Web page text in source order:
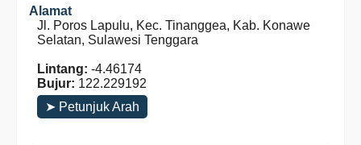
Alamat
Jl. Poros Lapulu, Kec. Tinanggea, Kab. Konawe
Selatan, Sulawesi Tenggara
Lintang: -4.46174
Bujur: 122.229192
➤ Petunjuk Arah